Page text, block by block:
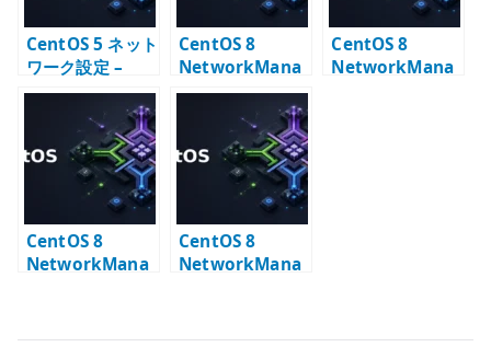
CentOS 5 ネット
ワーク設定 –
ifcfg と
network サービ
スの基本
CentOS 8
NetworkMana
ger Bridge 設定
– KVM 向け
bridge の基本
CentOS 8
NetworkMana
CentOS 8
NetworkMana
CentOS 8
NetworkMana